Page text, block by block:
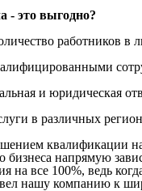
- это выгодно?
работников в
и юридическая
в различных
квалификации
напрямую
на все 100%, ведь
нашу компанию к